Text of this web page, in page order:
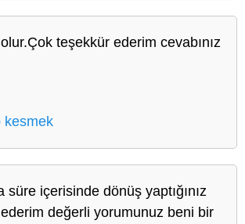
teşekkür ederim cevabınız
kesmek
süre içerisinde dönüş yaptığınız
değerli yorumunuz beni bir